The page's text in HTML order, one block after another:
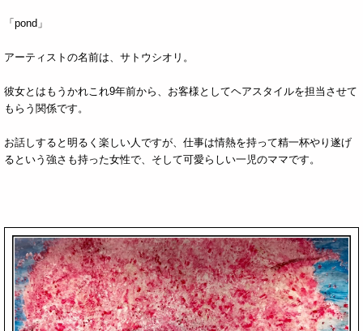
「pond」
アーティストの名前は、サトウシオリ。
彼女とはもうかれこれ9年前から、お客様としてヘアスタイルを担当させて
もらう関係です。
お話しすると明るく楽しい人ですが、仕事は情熱を持って精一杯やり遂げ
るという強さも持った女性で、そして可愛らしい一児のママです。